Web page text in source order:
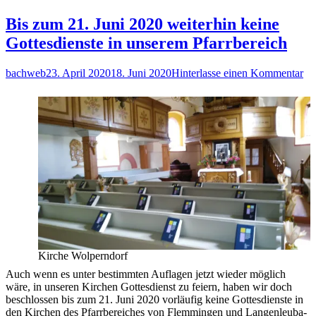
„Menschen
begegnen
Jesus“
nach
Garbisdorf
Bis zum 21. Juni 2020 weiterhin keine
Gottesdienste in unserem Pfarrbereich
Autor
bachwebVeröffentlicht
23. April 202018. Juni 2020Hinterlasse einen Kommentarzu
21.
in
Kirche Wolperndorf
Auch wenn es unter bestimmten Auflagen jetzt wieder möglich
wäre, in unseren Kirchen Gottesdienst zu feiern, haben wir doch
beschlossen bis zum 21. Juni 2020 vorläufig keine Gottesdienste in
den Kirchen des Pfarrbereiches von Flemmingen und Langenleuba-